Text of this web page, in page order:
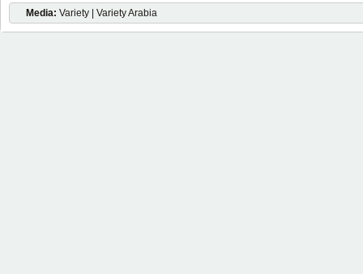
Media: Variety | Variety Arabia